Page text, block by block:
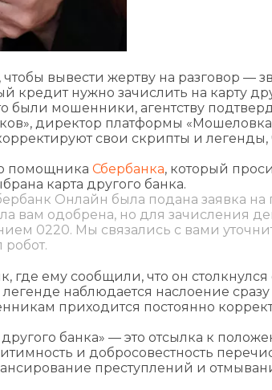
вывести жертву на разговор —
нужно зачислить на карту
были мошенники, агентству
директор платформы
свои скрипты и легенды,
помощника Сбербанка, который
карта другого банка.
Онлайн была подана заявка на
вам одобрена, но для зачисления
0220. Мы связались с вами
где ему сообщили, что он столкнулся
легенде наблюдается наслоение сразу
приходится постоянно
банка» — это отсылка к
и добросовестность
преступлений и